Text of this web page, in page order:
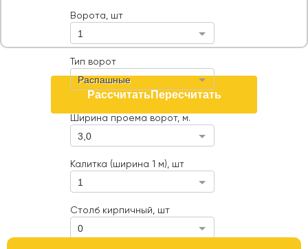
Ворота, шт
1
Тип ворот
Распашные
Ширина проема ворот, м.
3,0
Калитка (ширина 1 м), шт
1
Столб кирпичный, шт
0
РассчитатьПересчитать